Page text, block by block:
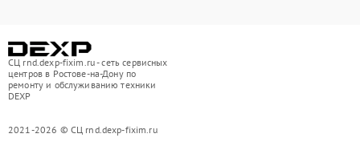
СЦ rnd.dexp-fixim.ru - сеть сервисных
центров в Ростове-на-Дону по
ремонту и обслуживанию техники
DEXP
2021-2026 © СЦ rnd.dexp-fixim.ru